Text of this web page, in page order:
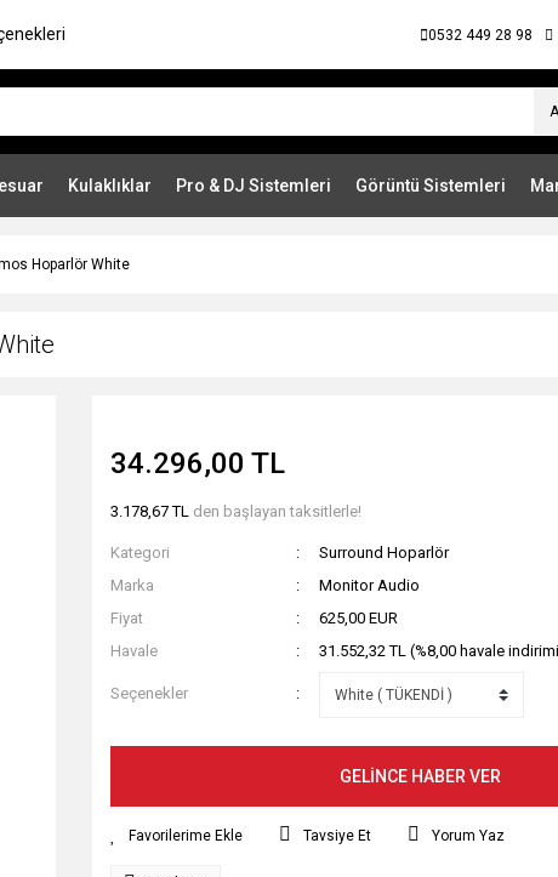
0532 449 28 98
Kulaklıklar Pro & DJ Sistemleri Görüntü Sistemleri
Hoparlör White
34.296,00 TL
3.178,67 TL den başlayan taksitlerle!
Kategori
Surround Hoparlör
Marka
Monitor Audio
Fiyat
625,00 EUR
Havale
31.552,32 TL (%8,00 havale
Seçenekler
GELİNCE HABER VER
Tavsiye Et Yorum Yaz